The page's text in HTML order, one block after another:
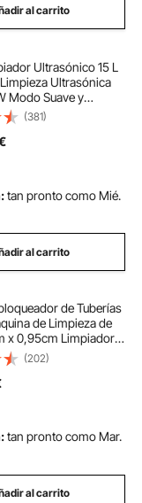
al carrito
Ultrasónico 15 L
Ultrasónica
Modo Suave y
Mejorada 40 kHz
y Temporizador
Joyas,
(381)
tan pronto como Mié.
al carrito
de Tuberías
de Limpieza de
x 0,95cm Limpiador
Drenaje Manual con 4
por Pie
Tuberías de 5-10
(202)
tan pronto como Mar.
al carrito